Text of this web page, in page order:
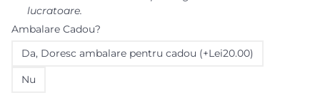
lucratoare.
Ambalare Cadou?
Da‚ Doresc ambalare pentru cadou (+Lei20.00)
Nu